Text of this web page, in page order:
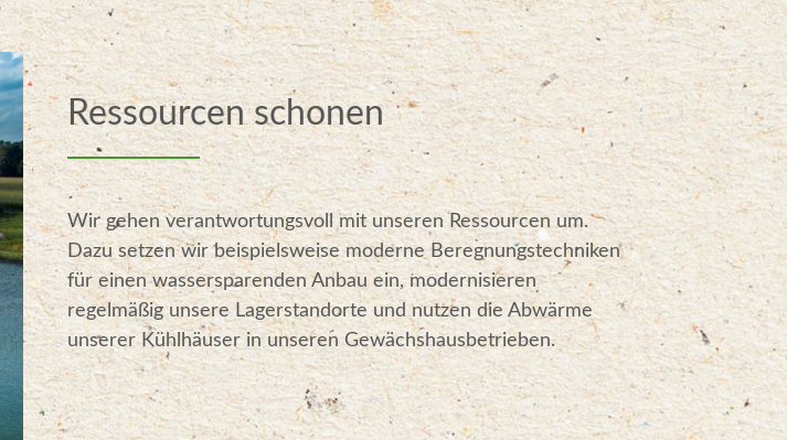
Ressourcen schonen
Wir gehen verantwortungsvoll mit unseren Ressourcen um.
Dazu setzen wir beispielsweise moderne Beregnungstechniken
für einen wassersparenden Anbau ein, modernisieren
regelmäßig unsere Lagerstandorte und nutzen die Abwärme
unserer Kühlhäuser in unseren Gewächshausbetrieben.